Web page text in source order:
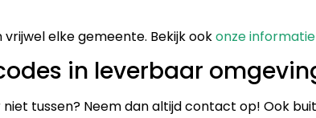
elke gemeente. Bekijk ookonze
in leverbaar
tussen? Neem dan altijd contact op! Ook